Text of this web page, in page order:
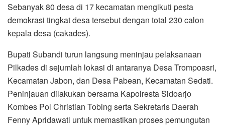
Sebanyak 80 desa di 17 kecamatan mengikuti pesta
demokrasi tingkat desa tersebut dengan total 230 calon
kepala desa (cakades).
Bupati Subandi turun langsung meninjau pelaksanaan
Pilkades di sejumlah lokasi di antaranya Desa Trompoasri,
Kecamatan Jabon, dan Desa Pabean, Kecamatan Sedati.
Peninjauan dilakukan bersama Kapolresta Sidoarjo
Kombes Pol Christian Tobing serta Sekretaris Daerah
Fenny Apridawati untuk memastikan proses pemungutan